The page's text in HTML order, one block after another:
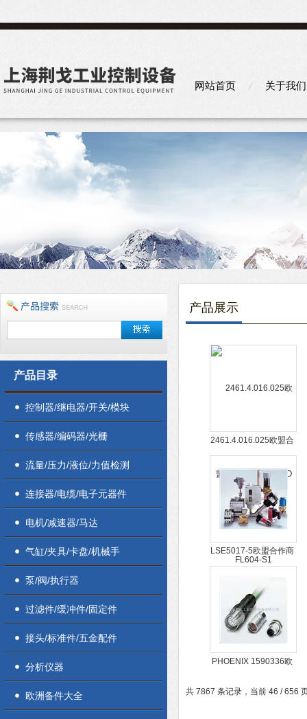
网站首页 关于我们
产品目录
控制器/继电器/开关/模块
传感器/编码器/光栅
流量/压力/液位/力值检测
连接器/电缆/电子元器件
电机/减速器/马达
气缸/夹具/卡盘/机械手
泵/阀/执行器
过滤件/缓冲件/固定件
接头/标准件/五金配件
分析仪器
欧洲备件大全
产品展示
2461.4.016.025欧盟合
作商户 PIZZATO
FL604-S1
LSE5017-5欧盟合作商
户 PHOENIX 1890617
PHOENIX 1590336欧
M24X1.5SFERO
共 7867 条记录，当前 46 / 656